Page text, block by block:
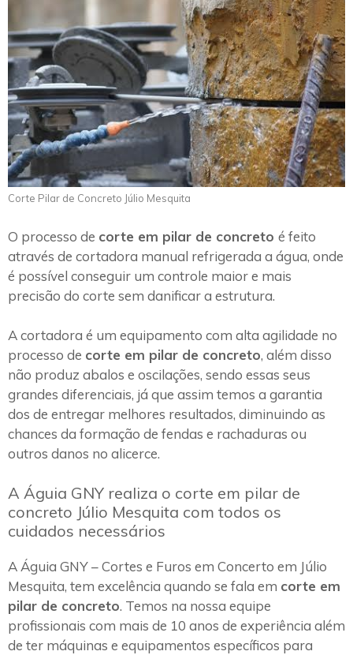
Corte Pilar de Concreto Júlio Mesquita
O processo de corte em pilar de concreto é feito
através de cortadora manual refrigerada a água, onde
é possível conseguir um controle maior e mais
precisão do corte sem danificar a estrutura.
A cortadora é um equipamento com alta agilidade no
processo de corte em pilar de concreto, além disso
não produz abalos e oscilações, sendo essas seus
grandes diferenciais, já que assim temos a garantia
dos de entregar melhores resultados, diminuindo as
chances da formação de fendas e rachaduras ou
outros danos no alicerce.
A Águia GNY realiza o corte em pilar de
concreto Júlio Mesquita com todos os
cuidados necessários
A Águia GNY – Cortes e Furos em Concerto em Júlio
Mesquita, tem excelência quando se fala em corte em
pilar de concreto. Temos na nossa equipe
profissionais com mais de 10 anos de experiência além
de ter máquinas e equipamentos específicos para